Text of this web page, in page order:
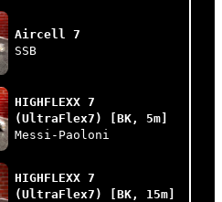
Aircell 7
SSB
HIGHFLEXX 7
(UltraFlex7) [BK, 5m]
Messi-Paoloni
HIGHFLEXX 7
(UltraFlex7) [BK, 15m]